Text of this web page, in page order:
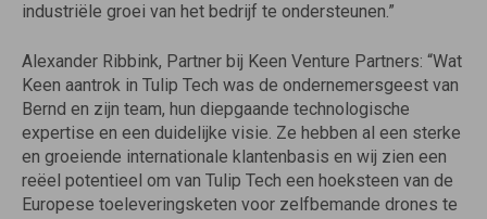
industriële groei van het bedrijf te ondersteunen.”
Alexander Ribbink, Partner bij Keen Venture Partners: “Wat
Keen aantrok in Tulip Tech was de ondernemersgeest van
Bernd en zijn team, hun diepgaande technologische
expertise en een duidelijke visie. Ze hebben al een sterke
en groeiende internationale klantenbasis en wij zien een
reëel potentieel om van Tulip Tech een hoeksteen van de
Europese toeleveringsketen voor zelfbemande drones te